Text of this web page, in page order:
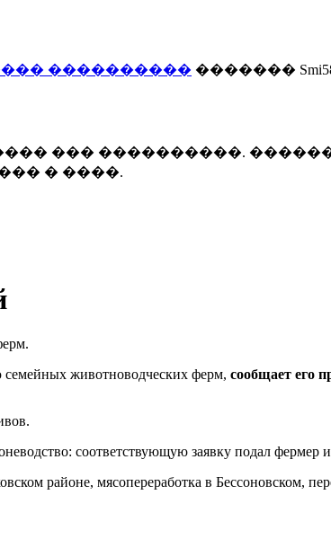
���������� �������
��� ����������.
� ����.
семейных животноводческих ферм, сообщает его
соответствующую заявку подал фермер
районе, мясопереработка в Бессоновском,